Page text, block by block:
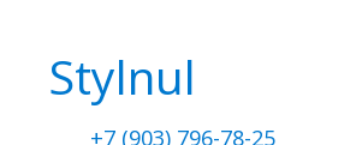
Stylnul
+7 (903) 796-78-25